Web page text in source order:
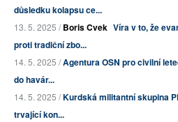
důsledku kolapsu ce...
13. 5. 2025 /Boris Cvek Víra v to, že
proti tradiční zbo...
14. 5. 2025 /Agentura OSN pro civilní
do havár...
14. 5. 2025 /Kurdská militantní skupina
trvající kon...